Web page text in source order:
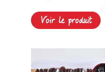
Voir le produit